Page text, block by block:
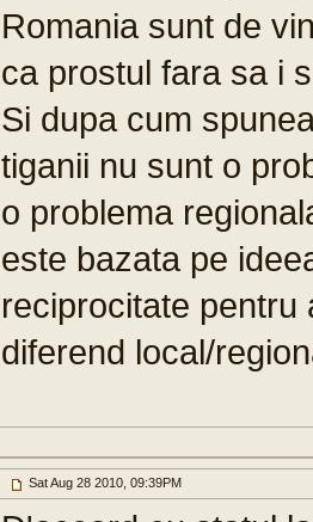
Romania sunt de
ca prostul fara sa i
Si dupa cum
tiganii nu sunt o
o problema
este bazata pe
reciprocitate pentru
diferend local/
Sat Aug 28 2010, 09:39PM